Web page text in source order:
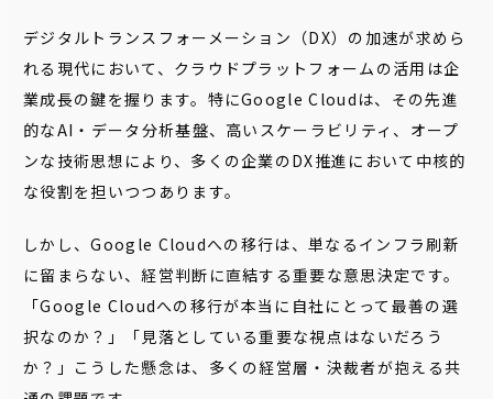
デジタルトランスフォーメーション（DX）の加速が求めら
れる現代において、クラウドプラットフォームの活用は企
業成長の鍵を握ります。特にGoogle Cloudは、その先進
的なAI・データ分析基盤、高いスケーラビリティ、オープ
ンな技術思想により、多くの企業のDX推進において中核的
な役割を担いつつあります。
しかし、Google Cloudへの移行は、単なるインフラ刷新
に留まらない、経営判断に直結する重要な意思決定です。
「Google Cloudへの移行が本当に自社にとって最善の選
択なのか？」「見落としている重要な視点はないだろう
か？」こうした懸念は、多くの経営層・決裁者が抱える共